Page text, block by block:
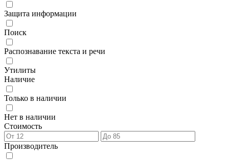
Защита информации
Поиск
Распознавание текста и речи
Утилиты
Наличие
Только в наличии
Нет в наличии
Стоимость
Производитель